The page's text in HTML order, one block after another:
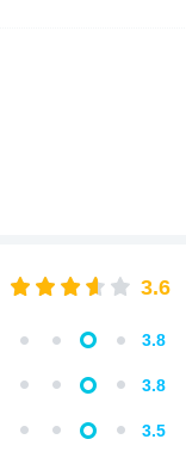
3.6
3.8
3.8
3.5